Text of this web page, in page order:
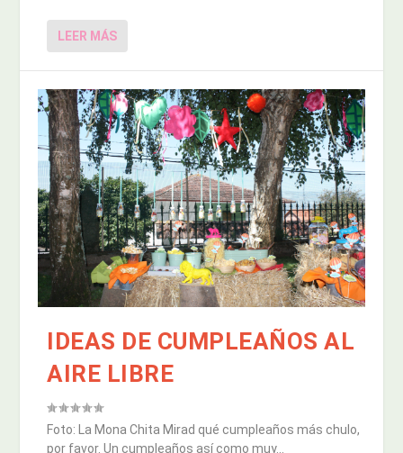
LEER MÁS
IDEAS DE CUMPLEAÑOS AL
AIRE LIBRE
Foto: La Mona Chita Mirad qué cumpleaños más chulo,
por favor. Un cumpleaños así como muy...